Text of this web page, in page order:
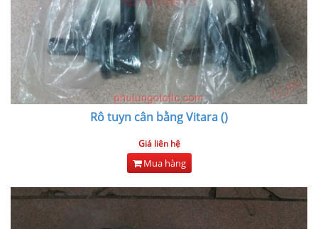
Rô tuyn cân bằng Vitara ()
Giá liên hệ
Mua hàng